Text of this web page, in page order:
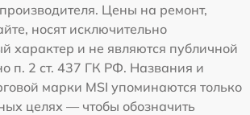
Цены на ремонт,
носят исключительно
характер и не являются публичной
п. 2 ст. 437 ГК РФ. Названия и
марки MSI упоминаются только
целях — чтобы обозначить